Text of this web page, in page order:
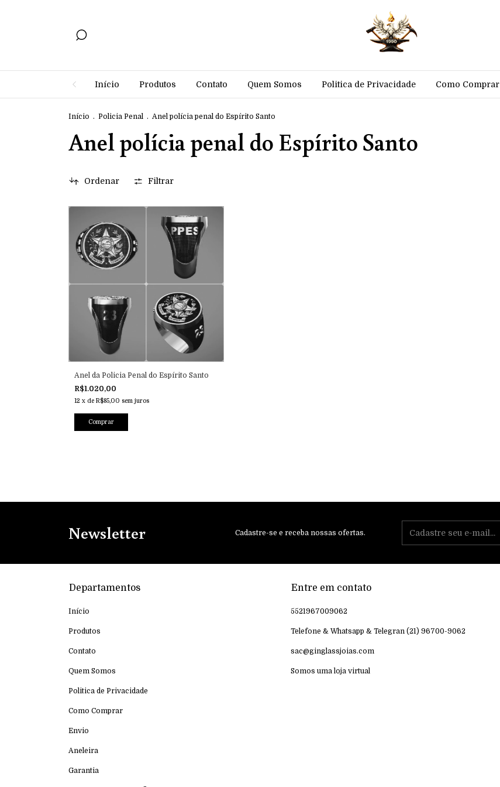
Início Produtos Contato Quem Somos Politica de Privacidade Como Comprar
Início . Policia Penal . Anel polícia penal do Espírito Santo
Anel polícia penal do Espírito Santo
Ordenar Filtrar
Anel da Policia Penal do Espírito Santo
R$1.020,00
12 x de R$85,00 sem juros
Comprar
Newsletter Cadastre-se e receba nossas ofertas.
Departamentos
Início
Produtos
Contato
Quem Somos
Politica de Privacidade
Como Comprar
Envio
Aneleira
Garantia
Entre em contato
5521967009062
Telefone & Whatsapp & Telegran (21) 96700-9062
sac@ginglassjoias.com
Somos uma loja virtual